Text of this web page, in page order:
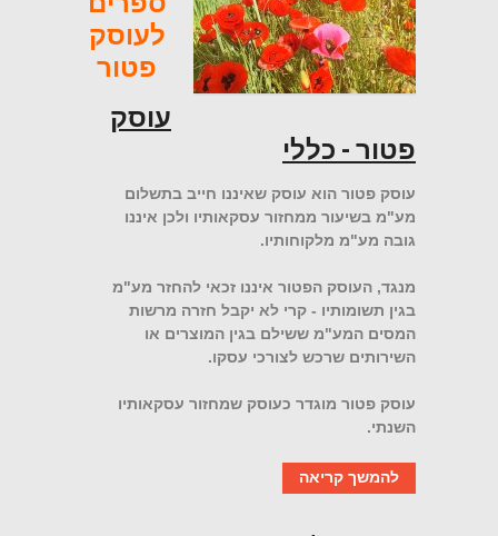
לעוסק
פטור
עוסק
פטור - כללי
עוסק פטור הוא עוסק שאיננו חייב בתשלום
מע"מ בשיעור ממחזור עסקאותיו ולכן איננו
גובה מע"מ מלקוחותיו.
מנגד, העוסק הפטור איננו זכאי להחזר מע"מ
בגין תשומותיו - קרי לא יקבל חזרה מרשות
המסים המע"מ ששילם בגין המוצרים או
השירותים שרכש לצורכי עסקו.
עוסק פטור מוגדר כעוסק שמחזור עסקאותיו
השנתי.
להמשך קריאה